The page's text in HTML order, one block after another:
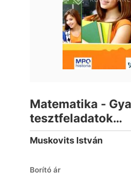
Matematika -
tesztfeladatok
osztályosoknak
Muskovits István
Borító ár